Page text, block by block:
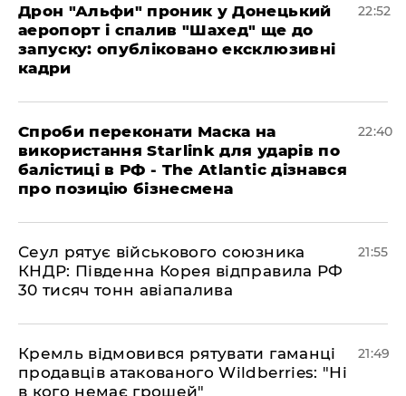
​Дрон "Альфи" проник у Донецький
аеропорт і спалив "Шахед" ще до
запуску: опубліковано ексклюзивні
кадри
22:52
​Спроби переконати Маска на
використання Starlink для ударів по
балістиці в РФ - The Atlantic дізнався
про позицію бізнесмена
22:40
​Сеул рятує військового союзника
КНДР: Південна Корея відправила РФ
30 тисяч тонн авіапалива
21:55
​Кремль відмовився рятувати гаманці
продавців атакованого Wildberries: "Ні
в кого немає грошей"
21:49